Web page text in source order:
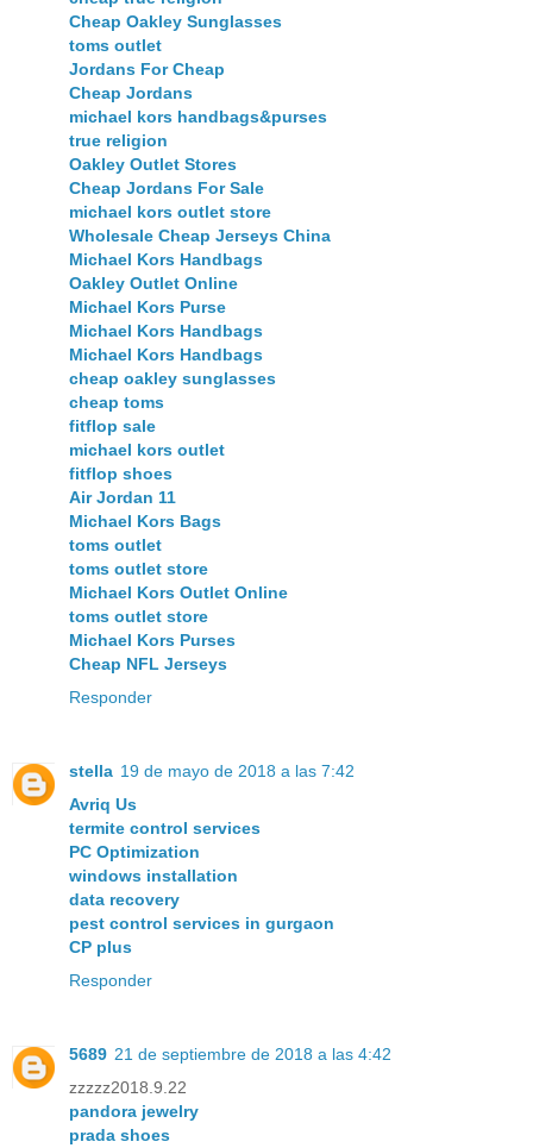
Cheap Oakley Sunglasses
toms outlet
Jordans For Cheap
Cheap Jordans
michael kors handbags&purses
true religion
Oakley Outlet Stores
Cheap Jordans For Sale
michael kors outlet store
Wholesale Cheap Jerseys China
Michael Kors Handbags
Oakley Outlet Online
Michael Kors Purse
Michael Kors Handbags
Michael Kors Handbags
cheap oakley sunglasses
cheap toms
fitflop sale
michael kors outlet
fitflop shoes
Air Jordan 11
Michael Kors Bags
toms outlet
toms outlet store
Michael Kors Outlet Online
toms outlet store
Michael Kors Purses
Cheap NFL Jerseys
Responder
stella 19 de mayo de 2018 a las 7:42
Avriq Us
termite control services
PC Optimization
windows installation
data recovery
pest control services in gurgaon
CP plus
Responder
5689 21 de septiembre de 2018 a las 4:42
zzzzz2018.9.22
pandora jewelry
prada shoes